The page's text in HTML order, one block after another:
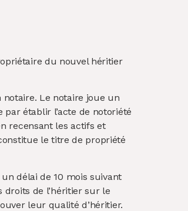
du nouvel héritier
notaire. Le notaire joue un
établir l’acte de notoriété
recensant les actifs et
le titre de propriété
délai de 10 mois suivant
droits de l’héritier sur le
leur qualité d’héritier.